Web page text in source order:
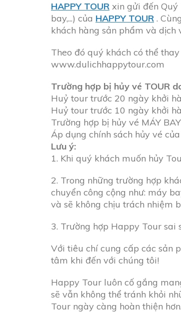
HAPPY TOUR xin gửi đến Quý
bay,...) của HAPPY TOUR .
khách hàng sản phẩm và dịch
Theo đó quý khách có thể
www.dulichhappytour.com
Trường hợp bị hủy vé TOUR
Huỷ tour trước 20 ngày khởi
Huỷ tour trước 10 ngày khởi
Trường hợp bị hủy vé MÁY
Áp dụng chính sách hủy vé
Lưu ý:
1. Khi quý khách muốn hủy
2. Trong những trường hợp
chuyển công cộng như: máy
và sẽ không chịu trách nhiệm
3. Trường hợp Happy Tour
Với tiêu chí cung cấp các sản
tâm khi đến với chúng tôi!
Happy Tour luôn cố gắng
sẽ vẫn không thể tránh khỏi
Tour ngày càng hoàn thiện hơn.